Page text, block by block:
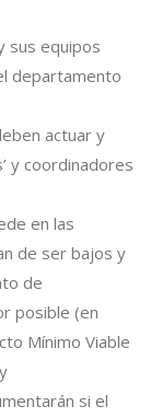
sus equipos
departamento
actuar y
y coordinadores
en las
de ser bajos y
de
posible (en
Mínimo Viable
si el